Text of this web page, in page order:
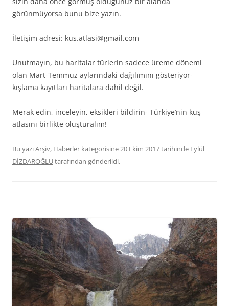
görünmüyorsa bunu bize yazın.
İletişim adresi: kus.atlasi@gmail.com
Unutmayın, bu haritalar türlerin sadece üreme dönemi
olan Mart-Temmuz aylarındaki dağılımını gösteriyor-
kışlama kayıtları haritalara dahil değil.
Merak edin, inceleyin, eksikleri bildirin- Türkiye’nin kuş
atlasını birlikte oluşturalım!
Bu yazıArşiv, Haberler kategorisine 20 Ekim 2017tarihinde Eylül
DİZDAROĞLUtarafından gönderildi.